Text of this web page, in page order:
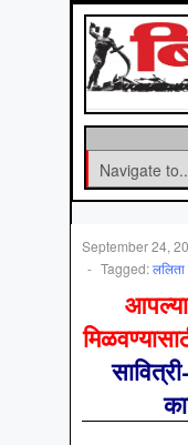
September 24,
- Tagged:ललिता